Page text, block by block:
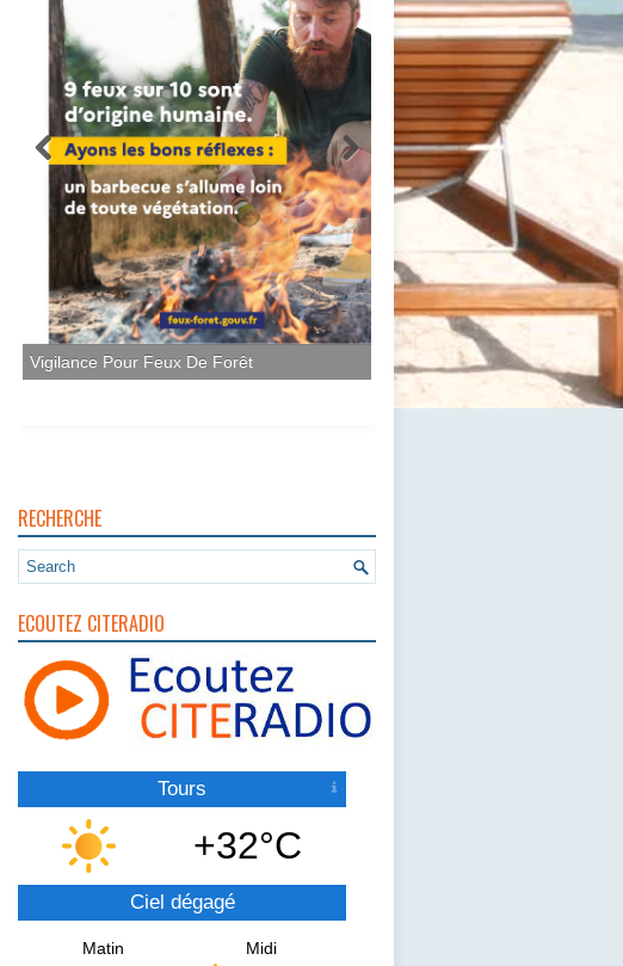
Vigilance Pour Feux De Forêt
RECHERCHE
ECOUTEZ CITERADIO
Tours
+32°C
Ciel dégagé
Matin Midi